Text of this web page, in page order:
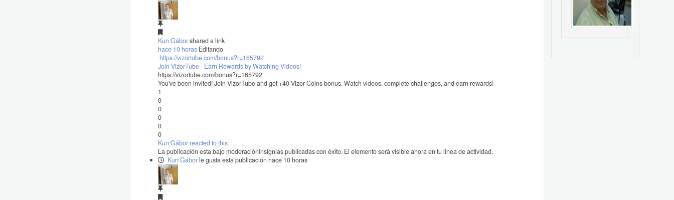
Kun Gáborshared a link
hace 10 horas Editando
https://vizortube.com/bonus?r=165792
Join VizorTube - Earn Rewards by Watching Videos!
https://vizortube.com/bonus?r=165792
You've been invited! Join VizorTube and get +40 Vizor Coins bonus. Watch videos, complete challenges, and earn rewards!
1
0
0
0
0
0
Kun Gábor reacted to this
La publicación esta bajo moderaciónInsignias publicadas con éxito. El elemento será visible ahora en tu linea de actividad.
Kun Gáborle gusta esta publicación hace 10 horas